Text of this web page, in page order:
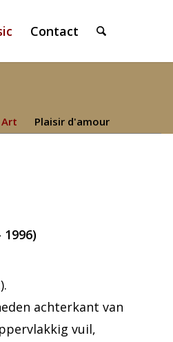
Contact
Plaisir d'amour
achterkant van
vuil,